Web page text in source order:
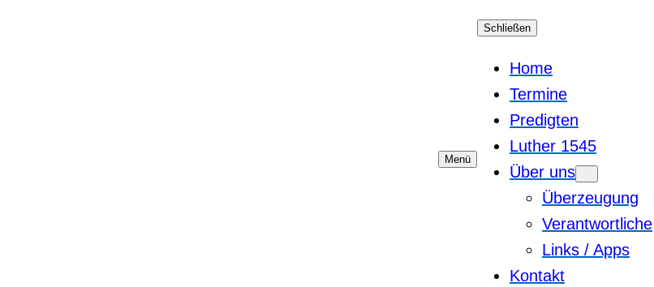
Menü
Schließen
Home
Termine
Predigten
Luther 1545
Über uns
Überzeugung
Verantwortliche
Links / Apps
Kontakt